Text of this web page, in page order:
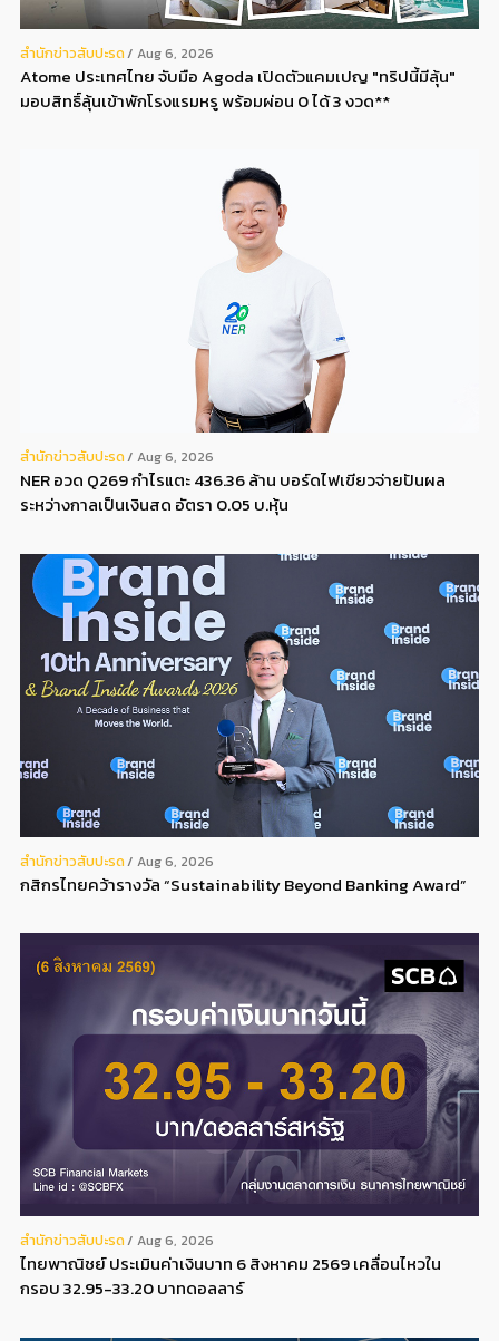
สํานักข่าวสับปะรด Aug 6, 2026
Atome ประเทศไทย จับมือ Agoda เปิดตัวแคมเปญ "ทริปนี้มีลุ้น"
มอบสิทธิ์ลุ้นเข้าพักโรงแรมหรู พร้อมผ่อน 0 ได้ 3 งวด**
สํานักข่าวสับปะรด Aug 6, 2026
NER อวด Q269 กำไรแตะ 436.36 ล้าน บอร์ดไฟเขียวจ่ายปันผล
ระหว่างกาลเป็นเงินสด อัตรา 0.05 บ.หุ้น
สํานักข่าวสับปะรด Aug 6, 2026
กสิกรไทยคว้ารางวัล “Sustainability Beyond Banking Award”
สํานักข่าวสับปะรด Aug 6, 2026
ไทยพาณิชย์ ประเมินค่าเงินบาท 6 สิงหาคม 2569 เคลื่อนไหวใน
กรอบ 32.95-33.20 บาทดอลลาร์